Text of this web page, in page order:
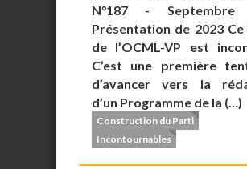
N°187 - Septembre
Présentation de 2023
de l’OCML-VP est
C’est une première
d’avancer vers la
d’un Programme de la (…)
Construction du Parti
Incontournables